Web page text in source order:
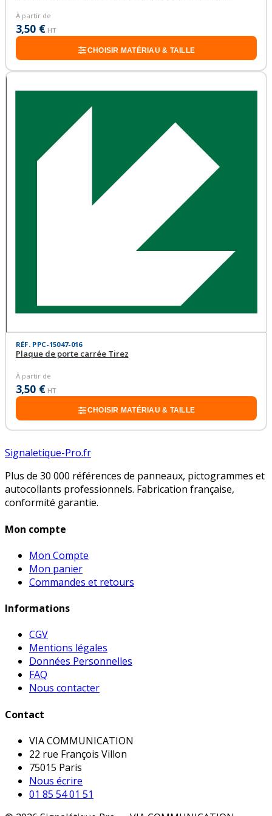
À partir de
3,50 € HT
CHOISIR MATÉRIAU & TAILLE
RÉF. PPC-15047-016
Plaque de porte carrée Tirez
À partir de
3,50 € HT
CHOISIR MATÉRIAU & TAILLE
Signaletique-Pro.fr
Plus de 30 000 références de panneaux, pictogrammes et
autocollants professionnels. Fabrication française,
conformité garantie.
Mon compte
Mon Compte
Mon panier
Commandes et retours
Informations
CGV
Mentions légales
Données Personnelles
FAQ
Nous contacter
Contact
VIA COMMUNICATION
22 rue François Villon
75015 Paris
Nous écrire
01 85 54 01 51